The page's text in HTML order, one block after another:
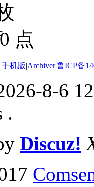
0 点
|手机版|Archiver|鲁ICP备
8-6
.
Discuz!